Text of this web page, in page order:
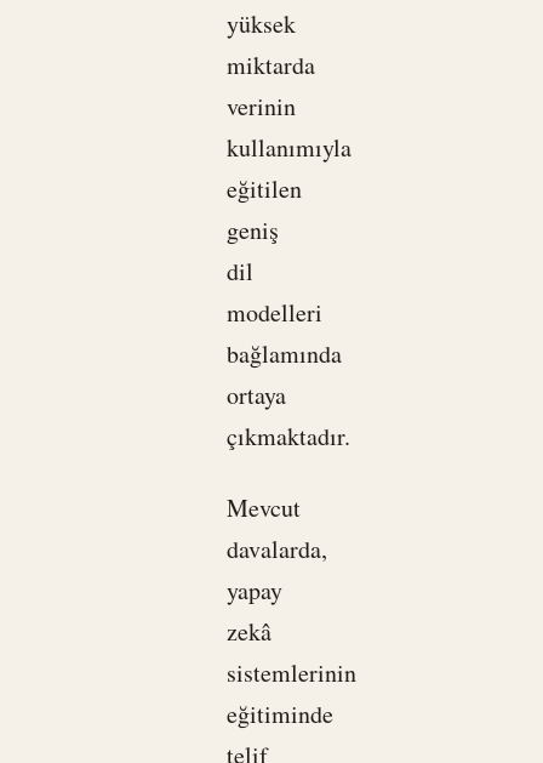
yüksek
miktarda
verinin
kullanımıyla
eğitilen
geniş
dil
modelleri
bağlamında
ortaya
çıkmaktadır.
Mevcut
davalarda,
yapay
zekâ
sistemlerinin
eğitiminde
telif